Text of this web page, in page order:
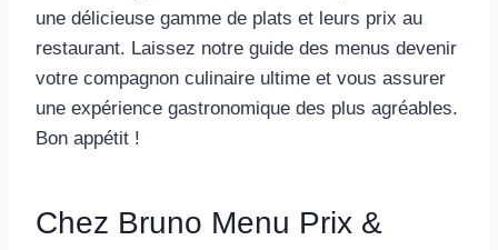
une délicieuse gamme de plats et leurs prix au
restaurant. Laissez notre guide des menus devenir
votre compagnon culinaire ultime et vous assurer
une expérience gastronomique des plus agréables.
Bon appétit !
Chez Bruno Menu Prix &